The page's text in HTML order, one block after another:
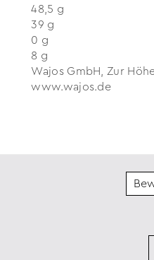
48,5 g
39 g
0 g
8 g
Wajos GmbH, Zur
www.wajos.de